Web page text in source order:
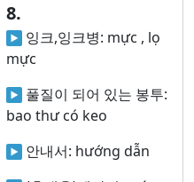
8.
잉크,잉크병: mực , lọ
mực
풀질이 되어 있는 봉투:
bao thư có keo
안내서: hướng dẫn